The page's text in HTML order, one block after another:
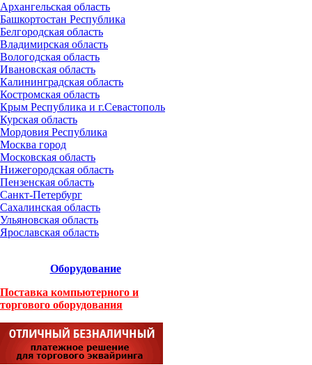
Архангельская область
Башкортостан Республика
Белгородская область
Владимирская область
Вологодская область
Ивановская область
Калининградская область
Костромская область
Крым Республика и г.Севастополь
Курская область
Мордовия Республика
Москва город
Московская область
Нижегородская область
Пензенская область
Санкт-Петербург
Сахалинская область
Ульяновская область
Ярославская область
Оборудование
Поставка компьютерного и
торгового оборудования